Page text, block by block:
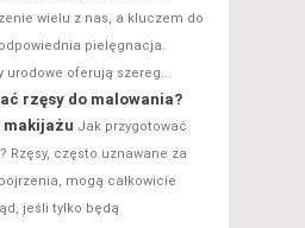
wielu z nas, a kluczem do
pielęgnacja.
urodowe oferują szereg...
rzęsy do malowania?
makijażu Jak przygotować
Rzęsy, często uznawane za
mogą całkowicie
jeśli tylko będą